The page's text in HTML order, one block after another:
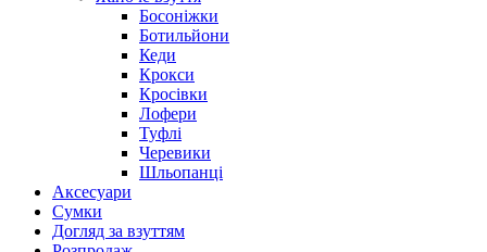
Босоніжки
Ботильйони
Кеди
Крокси
Кросівки
Лофери
Туфлі
Черевики
Шльопанці
Аксесуари
Сумки
Догляд за взуттям